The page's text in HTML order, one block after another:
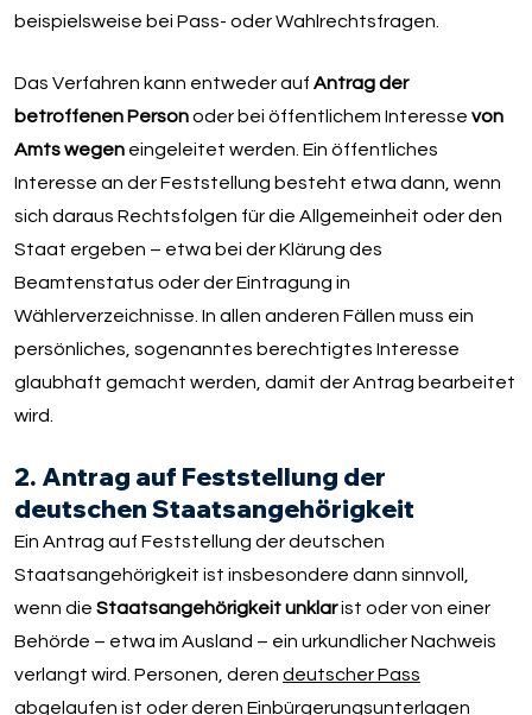
beispielsweise bei Pass- oder Wahlrechtsfragen.
Das Verfahren kann entweder auf Antrag der
betroffenen Personoder bei öffentlichem Interesse von
Amts wegeneingeleitet werden. Ein öffentliches
Interesse an der Feststellung besteht etwa dann, wenn
sich daraus Rechtsfolgen für die Allgemeinheit oder den
Staat ergeben – etwa bei der Klärung des
Beamtenstatus oder der Eintragung in
Wählerverzeichnisse. In allen anderen Fällen muss ein
persönliches, sogenanntes berechtigtes Interesse
glaubhaft gemacht werden, damit der Antrag bearbeitet
wird.
2. Antrag auf Feststellung der
deutschen Staatsangehörigkeit
Ein Antrag auf Feststellung der deutschen
Staatsangehörigkeit ist insbesondere dann sinnvoll,
wenn die Staatsangehörigkeit unklarist oder von einer
Behörde – etwa im Ausland – ein urkundlicher Nachweis
verlangt wird. Personen, deren deutscher Pass
abgelaufen ist oder deren Einbürgerungsunterlagen